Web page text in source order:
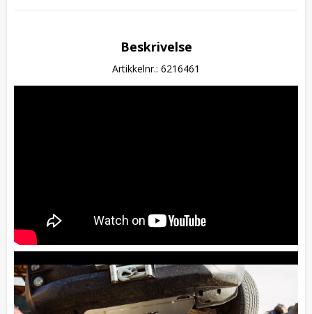
Beskrivelse
Artikkelnr.: 6216461